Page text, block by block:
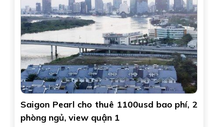
Saigon Pearl cho thuê 1100usd bao phí, 2
phòng ngủ, view quận 1